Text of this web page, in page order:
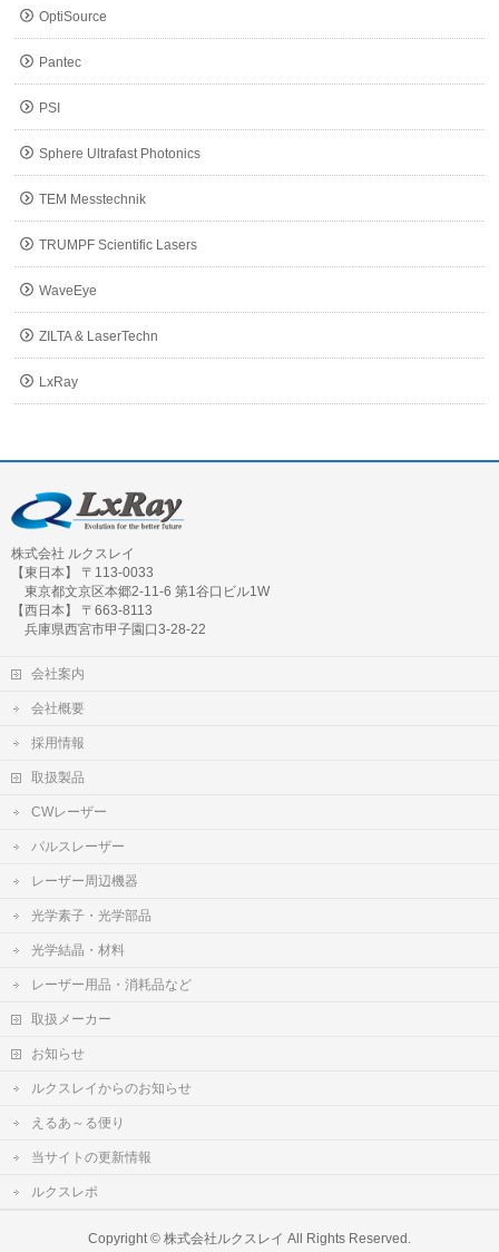
OptiSource
Pantec
PSI
Sphere Ultrafast Photonics
TEM Messtechnik
TRUMPF Scientific Lasers
WaveEye
ZILTA & LaserTechn
LxRay
株式会社 ルクスレイ
【東日本】 〒113-0033
東京都文京区本郷2-11-6 第1谷口ビル1W
【西日本】 〒663-8113
兵庫県西宮市甲子園口3-28-22
会社案内
会社概要
採用情報
取扱製品
CWレーザー
パルスレーザー
レーザー周辺機器
光学素子・光学部品
光学結晶・材料
レーザー用品・消耗品など
取扱メーカー
お知らせ
ルクスレイからのお知らせ
えるあ～る便り
当サイトの更新情報
ルクスレポ
Copyright © 株式会社ルクスレイ All Rights Reserved.